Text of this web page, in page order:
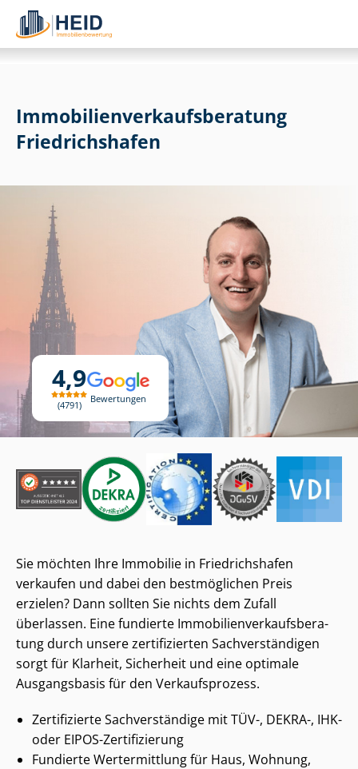
4,9
4791
Bewertungen
Im­mo­bi­li­en­ver­kaufs­be­ra­tung
Friedrichshafen
Sie möchten Ihre Immobilie in Friedrichshafen
verkaufen und dabei den bestmöglichen Preis
erzielen? Dann sollten Sie nichts dem Zufall
überlassen. Eine fundierte Im­mo­bi­li­en­ver­kaufs­be­ra­
tung durch unsere zertifizierten Sach­ver­stän­di­gen
sorgt für Klarheit, Sicherheit und eine optimale
Ausgangsbasis für den Verkaufsprozess.
Zertifizierte Sachverständige mit TÜV-, DEKRA-, IHK-
oder EIPOS-Zertifizierung
Fundierte Wertermittlung für Haus, Wohnung,